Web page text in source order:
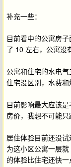
补充一些：
目前看中的公寓房
了 10 左右，公寓没
公寓和住宅的水电
住宅没区别，水费和
目前影响最大应该
房价，我想不可能
居住体验目前还没
为这小区公寓一层
的体验比住宅还快一